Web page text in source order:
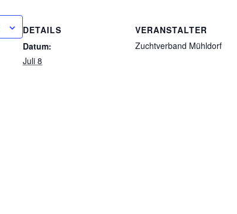
DETAILS
Datum:
Juli 8
VERANSTALTER
Zuchtverband Mühldorf